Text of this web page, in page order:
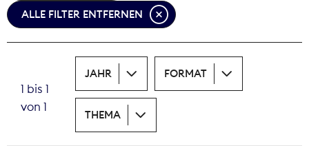
Pressefreiheit
Print
Recht
Tarifpolitik
ALLE FILTER ENTFERNEN
1 bis 1
von 1
JAHR FORMAT
THEMA